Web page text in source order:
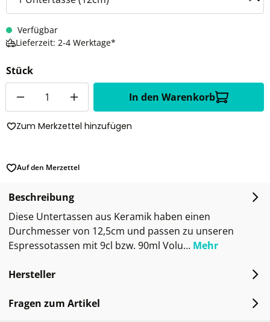
Verfügbar
Lieferzeit: 2-4 Werktage*
Stück
In den Warenkorb
Zum Merkzettel hinzufügen
Auf den Merzettel
Beschreibung
Diese Untertassen aus Keramik haben einen
Durchmesser von 12,5cm und passen zu unseren
Espressotassen mit 9cl bzw. 90ml Volu… Mehr
Hersteller
Fragen zum Artikel